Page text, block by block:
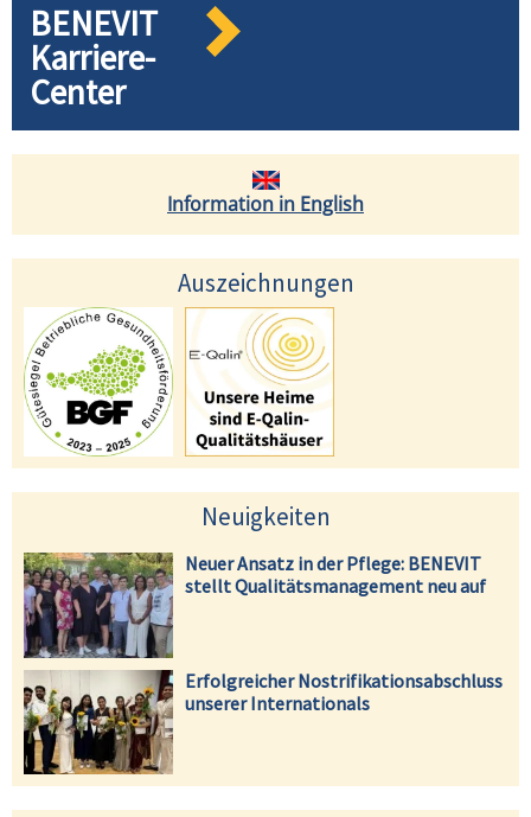
BENEVIT
Karriere-
Center
Information in English
Auszeichnungen
Neuigkeiten
Neuer Ansatz in der Pflege: BENEVIT
stellt Qualitätsmanagement neu auf
Erfolgreicher Nostrifikationsabschluss
unserer Internationals